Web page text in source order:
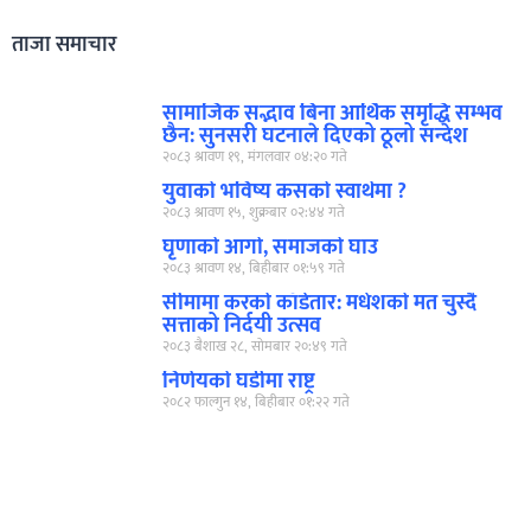
ताजा समाचार
सामाजिक सद्भाव बिना आर्थिक समृद्धि सम्भव
छैन: सुनसरी घटनाले दिएको ठूलो सन्देश
२०८३ श्रावण १९, मंगलवार ०४:२० गते
युवाको भविष्य कसको स्वार्थमा ?
२०८३ श्रावण १५, शुक्रबार ०२:४४ गते
घृणाको आगो, समाजको घाउ
२०८३ श्रावण १४, बिहीबार ०१:५९ गते
सीमामा करको काँडेतार: मधेशको मत चुस्दै
सत्ताको निर्दयी उत्सव
२०८३ बैशाख २८, सोमबार २०:४९ गते
निर्णयको घडीमा राष्ट्र
२०८२ फाल्गुन १४, बिहीबार ०१:२२ गते